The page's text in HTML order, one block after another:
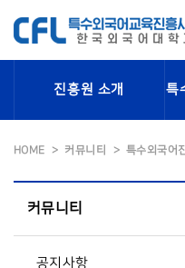
진흥원 소개 특
HOME 커뮤니티 특수외국어
커뮤니티
공지사항